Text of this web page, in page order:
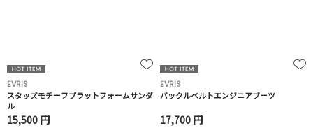
EVRIS
スタッズモチーフプラットフォームサンダ
ル
15,500 円
EVRIS
バックルベルトエンジニアブーツ
17,700 円